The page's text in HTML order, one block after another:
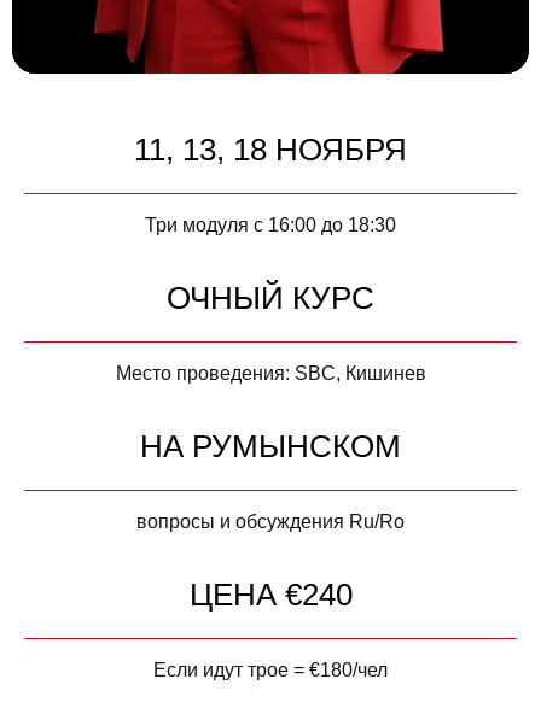
11, 13, 18 НОЯБРЯ
Три модуля с 16:00 до 18:30
ОЧНЫЙ КУРС
Место проведения: SBC, Кишинев
НА РУМЫНСКОМ
вопросы и обсуждения Ru/Ro
ЦЕНА €240
Если идут трое = €180/чел